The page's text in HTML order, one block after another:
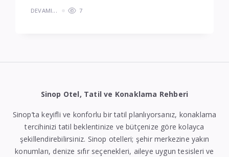
DEVAMI... 7
Sinop Otel, Tatil ve Konaklama Rehberi
Sinop’ta keyifli ve konforlu bir tatil planlıyorsanız, konaklama
tercihinizi tatil beklentinize ve bütçenize göre kolayca
şekillendirebilirsiniz. Sinop otelleri; şehir merkezine yakın
konumları, denize sıfır seçenekleri, aileye uygun tesisleri ve